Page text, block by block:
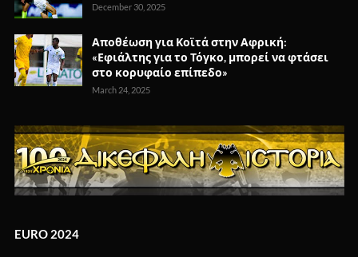
December 30, 2025
Αποθέωση για Κοϊτά στην Αφρική:
«Εφιάλτης για το Τόγκο, μπορεί να φτάσει
στο κορυφαίο επίπεδο»
March 24, 2025
EURO 2024